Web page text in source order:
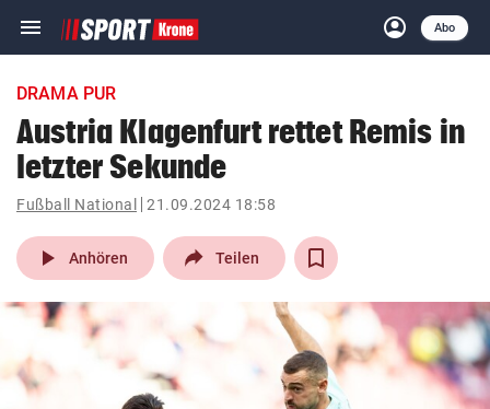
menu Navigation
ein-/ausklappen
account_circle
Anmelden
Abo
close Schließen
account_circle Anmelden
pin_drop
Wien arrow_right
bookmark
search
Suchbegriff
eingeben
DRAMA PUR
Austria Klagenfurt rettet Remis in
letzter Sekunde
Fußball National 21.09.2024 18:58
play_arrow Anhören Teilen